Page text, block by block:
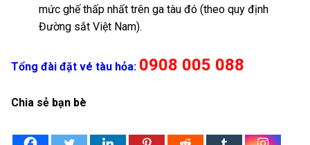
mức ghế thấp nhất trên ga tàu đó (theo quy định
Đường sắt Việt Nam).
Tổng đài đặt vé tàu hỏa: 0908 005 088
Chia sẻ bạn bè